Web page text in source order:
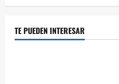
TE PUEDEN INTERESAR